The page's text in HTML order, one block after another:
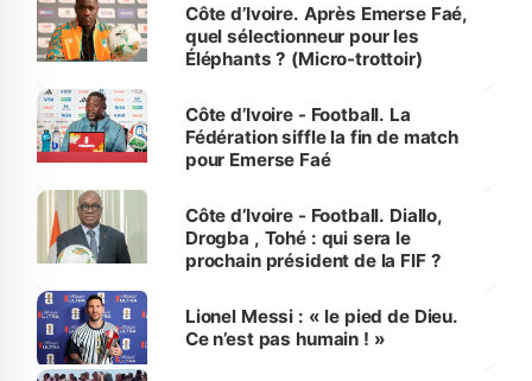
Côte d’Ivoire. Après Emerse Faé,
quel sélectionneur pour les
Éléphants ? (Micro-trottoir)
Côte d’Ivoire - Football. La
Fédération siffle la fin de match
pour Emerse Faé
Côte d’Ivoire - Football. Diallo,
Drogba , Tohé : qui sera le
prochain président de la FIF ?
Lionel Messi : « le pied de Dieu.
Ce n’est pas humain ! »